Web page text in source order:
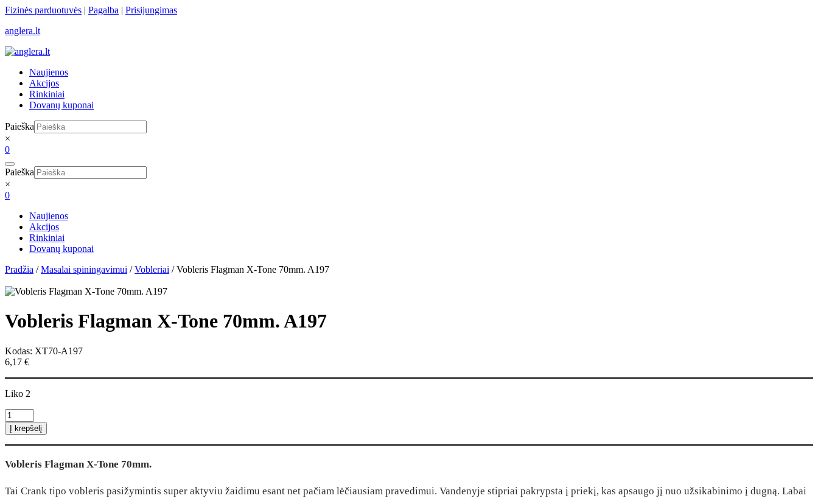
Skip
content
Fizinės parduotuvės | Pagalba | Prisijungimas
anglera.lt
Naujienos
Akcijos
Rinkiniai
Dovanų kuponai
Paieška
×
0
Paieška
×
0
Naujienos
Akcijos
Rinkiniai
Dovanų kuponai
Pradžia /Masalai spiningavimui /Vobleriai / Vobleris Flagman X-Tone 70mm. A197
Vobleris Flagman X-Tone 70mm. A197
Kodas: XT70-A197
6,17 €
Liko 2
produkto
kiekis:
Vobleris
Flagman
Tone
A197
Į krepšelį
Vobleris Flagman X-Tone 70mm.
Tai Crank tipo vobleris pasižymintis super aktyviu žaidimu esant net pačiam lėčiausiam pravedimui. Vandenyje stipriai pakrypsta į priekį, kas apsaugo jį nuo užsikabinimo į dugną. Labai